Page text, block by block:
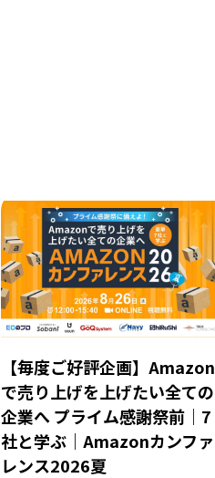
【毎度ご好評企画】Amazon
で売り上げを上げたい全ての
企業へ プライム感謝祭前｜7
社と学ぶ｜Amazonカンファ
レンス2026夏